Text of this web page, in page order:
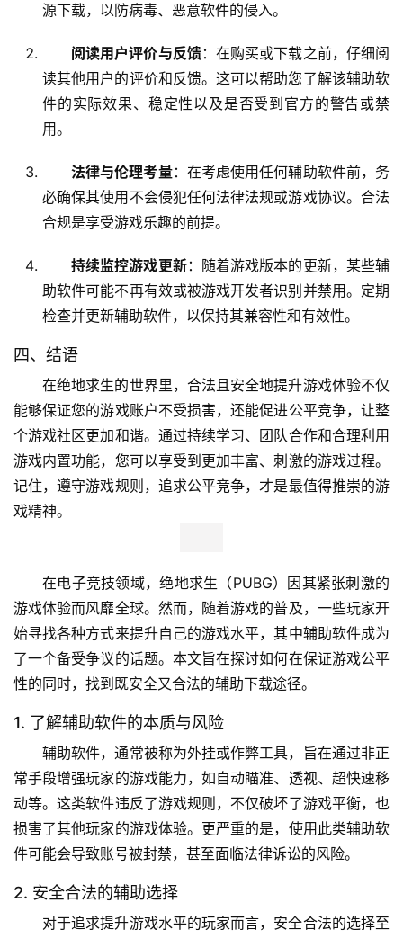
源下载，以防病毒、恶意软件的侵入。
阅读用户评价与反馈：在购买或下载之前，仔细阅
读其他用户的评价和反馈。这可以帮助您了解该辅助软
件的实际效果、稳定性以及是否受到官方的警告或禁
用。
法律与伦理考量：在考虑使用任何辅助软件前，务
必确保其使用不会侵犯任何法律法规或游戏协议。合法
合规是享受游戏乐趣的前提。
持续监控游戏更新：随着游戏版本的更新，某些辅
助软件可能不再有效或被游戏开发者识别并禁用。定期
检查并更新辅助软件，以保持其兼容性和有效性。
四、结语
在绝地求生的世界里，合法且安全地提升游戏体验不仅
能够保证您的游戏账户不受损害，还能促进公平竞争，让整
个游戏社区更加和谐。通过持续学习、团队合作和合理利用
游戏内置功能，您可以享受到更加丰富、刺激的游戏过程。
记住，遵守游戏规则，追求公平竞争，才是最值得推崇的游
戏精神。
在电子竞技领域，绝地求生（PUBG）因其紧张刺激的
游戏体验而风靡全球。然而，随着游戏的普及，一些玩家开
始寻找各种方式来提升自己的游戏水平，其中辅助软件成为
了一个备受争议的话题。本文旨在探讨如何在保证游戏公平
性的同时，找到既安全又合法的辅助下载途径。
1. 了解辅助软件的本质与风险
辅助软件，通常被称为外挂或作弊工具，旨在通过非正
常手段增强玩家的游戏能力，如自动瞄准、透视、超快速移
动等。这类软件违反了游戏规则，不仅破坏了游戏平衡，也
损害了其他玩家的游戏体验。更严重的是，使用此类辅助软
件可能会导致账号被封禁，甚至面临法律诉讼的风险。
2. 安全合法的辅助选择
对于追求提升游戏水平的玩家而言，安全合法的选择至